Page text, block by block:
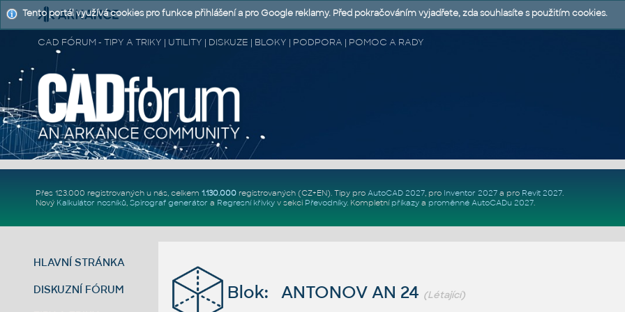
CAD FÓRUM - TIPY A TRIKY | UTILITY | DISKUZE | BLOKY | PODPORA | POMOC A RADY
Přes 123.000 registrovaných u nás, celkem 1.130.000registrovaných (CZ+EN). Tipy pro AutoCAD 2027, pro Inventor 2027a pro Revit 2027.
Nový Kalkulátor nosníků, Spirograf generátor a Regresní křivkyv sekci Převodníky. Kompletní příkazya proměnné AutoCADu 2027.
HLAVNÍ STRÁNKA
DISKUZNÍ FÓRUM Blok: ANTONOV AN 24 (Létající)
Tento portál využívá cookies pro funkce přihlášení a pro Google reklamy. Před pokračováním vyjadřete, zda souhlasíte s použitím cookies.